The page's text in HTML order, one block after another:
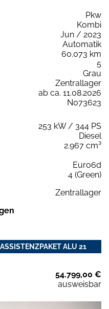
Pkw
Kombi
Jun / 2023
Automatik
60.073 km
5
Grau
Zentrallager
ab ca. 11.08.2026
N073623
253 kW / 344 PS
Diesel
2.967 cm³
Euro6d
4 (Green)
Zentrallager
ALU 21
54.799,00 €
ausweisbar